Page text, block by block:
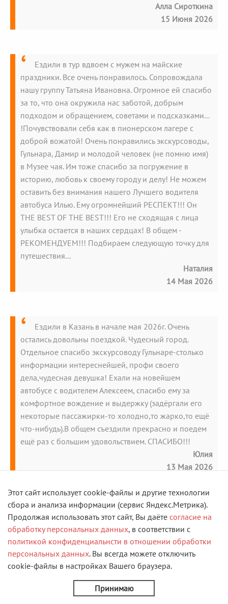
Алла Сироткина
15 Июня 2026
Ездили в тур вдвоем с мужем на майские
праздники. Все очень понравилось. Сопровождала
нашу группу Татьяна Ивановна. Огромное ей спасибо
за то, что она окружила нас заботой, добрым
подходом и обращением, советами и подсказками...
!Почувствовали себя как в пионерском лагере с
доброй вожатой! Очень понравились экскурсоводы,
Гульнара, Дамир и молодой человек (не помню имя)
в Музее чая. Им тоже спасибо за погружение в
историю, любовь к своему городу и делу! Не можем
оставить без внимания нашего Лучшего водителя
автобуса Илью. Ему огромнейший РЕСПЕКТ!!! Он
THE BEST OF THE BEST!!! Его не сходящая с лица
улыбка остается в наших сердцах! В общем -
РЕКОМЕНДУЕМ!!! Подбираем следующую точку для
путешествия...
Наталия
14 Мая 2026
Ездили в Казань в начале мая 2026г. Очень
остались довольны поездкой. Чудесный город.
Отдельное спасибо экскурсоводу Гульнаре-столько
информации интереснейшей, профи своего
дела,чудесная девушка! Ехали на новейшем
автобусе с водителем Алексеем, спасибо ему за
комфортное вождение и выдержку (задёргали его
некоторые пассажирки-то холодно,то жарко,то ещё
что-нибудь).В общем съездили прекрасно и поедем
ещё раз с большим удовольствием. СПАСИБО!!!
Юлия
13 Мая 2026
Огромная блогодарность тур фирме Скорость за
увлекательную поездку в Казань!! Большое спасибо
сопровождающей Наталье Румянцевой за ее чуткое
и внимательное отношение к туристам! Водителю
Илье за безупречное вождение автобуса !
позновательный рассказ ! Вы все профессионалы
Этот сайт использует cookie-файлы и другие технологии
сбора и анализа информации (сервис Яндекс.Метрика).
Продолжая использовать этот сайт, Вы даёте согласие на
обработку персональных данных, в соответствии с
политикой конфиденциальнсти в отношении обработки
персональных данных. Вы всегда можете отключить
cookie-файлы в настройках Вашего браузера.
Принимаю